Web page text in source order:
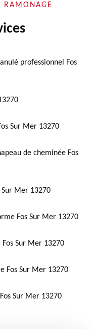
RAMONAGE
professionnel Fos
Sur Mer 13270
de cheminée Fos
Mer 13270
Fos Sur Mer 13270
Sur Mer 13270
Fos Sur Mer 13270
Sur Mer 13270